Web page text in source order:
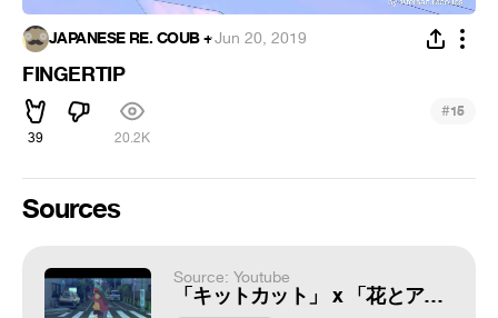
JAPANESE RE. COUB +·Jun 20, 2019
FINGERTIP
39 20.2K
#15
Sources
Source: Youtube
「キットカット」 x 「花とアリス殺人事件」スペシャルコンテンツ